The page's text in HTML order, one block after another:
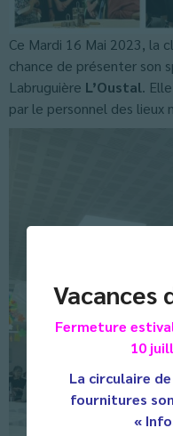
Vacances
Fermeture
10
La circulaire
fournitures
«
Ce Mardi 16 Mai 2023, la
chance de présenter son
Labruguière L’Oustal.
par le personnel des lieux